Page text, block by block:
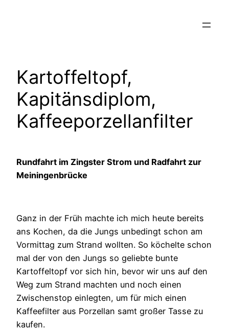
Kartoffeltopf,
Kapitänsdiplom,
Kaffeeporzellanfilter
Rundfahrt im Zingster Strom und Radfahrt zur
Meiningenbrücke
Ganz in der Früh machte ich mich heute bereits
ans Kochen, da die Jungs unbedingt schon am
Vormittag zum Strand wollten. So köchelte schon
mal der von den Jungs so geliebte bunte
Kartoffeltopf vor sich hin, bevor wir uns auf den
Weg zum Strand machten und noch einen
Zwischenstop einlegten, um für mich einen
Kaffeefilter aus Porzellan samt großer Tasse zu
kaufen.